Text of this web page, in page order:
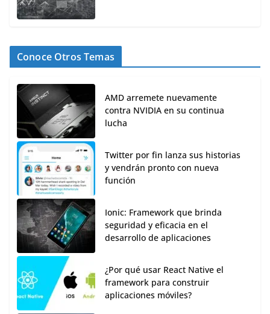
Conoce Otros Temas
AMD arremete nuevamente
contra NVIDIA en su continua
lucha
Twitter por fin lanza sus historias
y vendrán pronto con nueva
función
Ionic: Framework que brinda
seguridad y eficacia en el
desarrollo de aplicaciones
¿Por qué usar React Native el
framework para construir
aplicaciones móviles?